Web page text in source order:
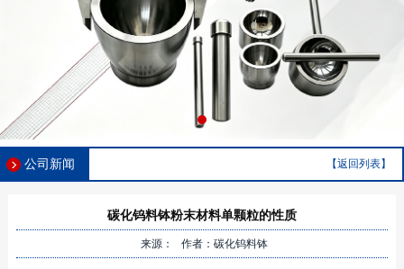
公司新闻 【返回列表】
碳化钨料钵粉末材料单颗粒的性质
来源： 作者：碳化钨料钵